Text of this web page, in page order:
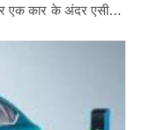
एक कार के अंदर एसी…